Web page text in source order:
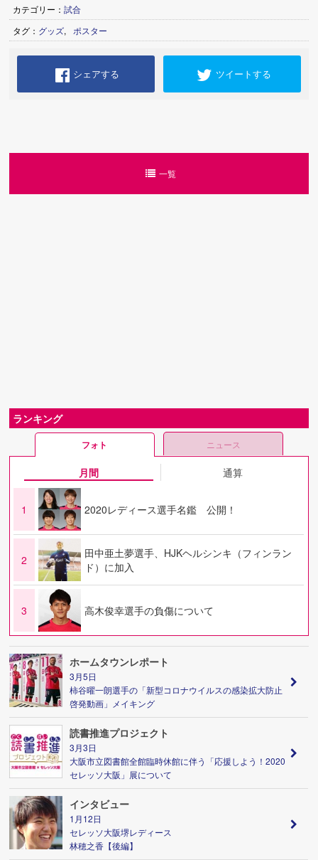
カテゴリー：試合
タグ： グッズ, ポスター
シェアする ツイートする
一覧
ランキング
フォト ニュース
月間 通算
1 2020レディース選手名鑑 公開！
2
田中亜土夢選手、HJKヘルシンキ（フィンラン
ド）に加入
3 高木俊幸選手の負傷について
ホームタウンレポート
3月5日
柿谷曜一朗選手の「新型コロナウイルスの感染拡大防止
啓発動画」メイキング
読書推進プロジェクト
3月3日
大阪市立図書館全館臨時休館に伴う「応援しよう！2020
セレッソ大阪」展について
インタビュー
1月12日
セレッソ大阪堺レディース
林穂之香【後編】